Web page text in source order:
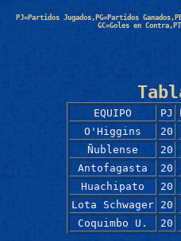
PJ=Partidos Jugados,PG=Partidos
GC=Goles en
EQUIPO PJ
O'Higgins
20
Ñublense
20
Antofagasta
20
Huachipato
20
Lota Schwager 20
Coquimbo U.
20